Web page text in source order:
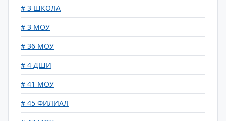
# 3 ШКОЛА
# 3 МОУ
# 36 МОУ
# 4 ДШИ
# 41 МОУ
# 45 ФИЛИАЛ